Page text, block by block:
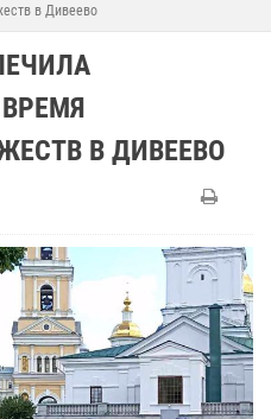
в Дивеево
В ДИВЕЕВО